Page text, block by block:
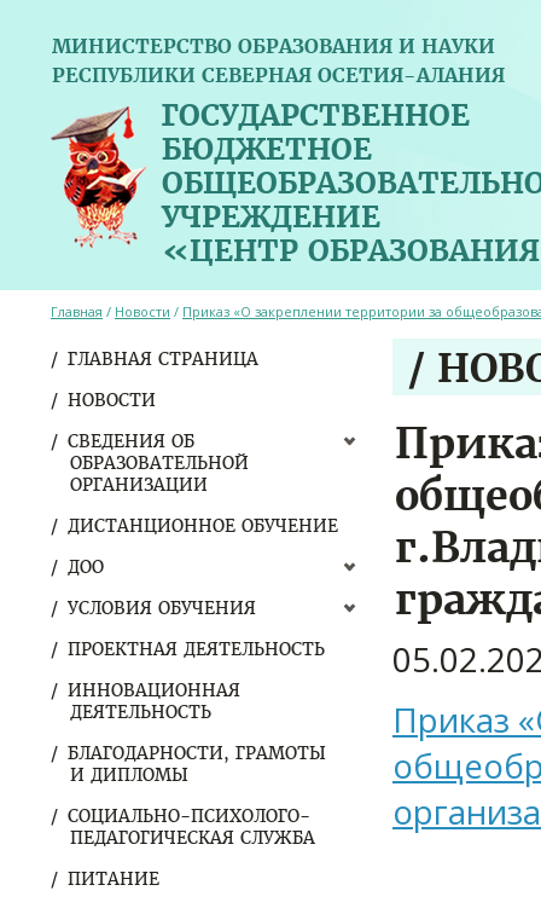
МИНИСТЕРСТВО ОБРАЗОВАНИЯ И НАУКИ
РЕСПУБЛИКИ СЕВЕРНАЯ ОСЕТИЯ-АЛАНИЯ
ГОСУДАРСТВЕННОЕ
БЮДЖЕТНОЕ
УЧРЕЖДЕНИЕ
«ЦЕНТР
ГЛАВНАЯ СТРАНИЦА
НОВОСТИ
СВЕДЕНИЯ ОБ
ОБРАЗОВАТЕЛЬНОЙ
ОРГАНИЗАЦИИ
ДИСТАНЦИОННОЕ ОБУЧЕНИЕ
ДОО
УСЛОВИЯ ОБУЧЕНИЯ
ПРОЕКТНАЯ ДЕЯТЕЛЬНОСТЬ
ИННОВАЦИОННАЯ
ДЕЯТЕЛЬНОСТЬ
БЛАГОДАРНОСТИ, ГРАМОТЫ
И ДИПЛОМЫ
СОЦИАЛЬНО-ПСИХОЛОГО-
ПЕДАГОГИЧЕСКАЯ СЛУЖБА
ПИТАНИЕ
Главная / Новости / Приказ «О закреплении территории за
/
Приказ